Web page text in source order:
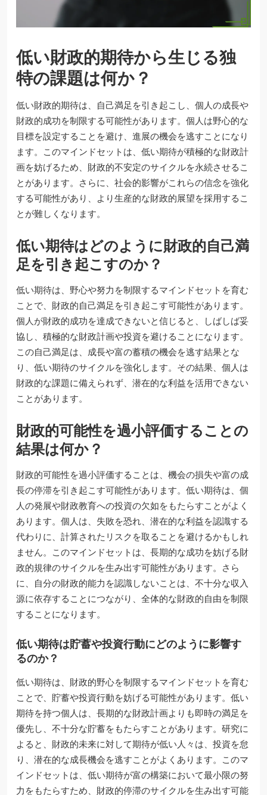
低い財政的期待から生じる独
特の課題は何か？
低い財政的期待は、自己満足を引き起こし、個人の成長や
財政的成功を制限する可能性があります。個人は野心的な
目標を設定することを避け、進展の機会を逃すことになり
ます。このマインドセットは、低い期待が積極的な財政計
画を妨げるため、財政的不安定のサイクルを永続させるこ
とがあります。さらに、社会的影響がこれらの信念を強化
する可能性があり、より生産的な財政的展望を採用するこ
とが難しくなります。
低い期待はどのように財政的自己満
足を引き起こすのか？
低い期待は、野心や努力を制限するマインドセットを育む
ことで、財政的自己満足を引き起こす可能性があります。
個人が財政的成功を達成できないと信じると、しばしば妥
協し、積極的な財政計画や投資を避けることになります。
この自己満足は、成長や富の蓄積の機会を逃す結果とな
り、低い期待のサイクルを強化します。その結果、個人は
財政的な課題に備えられず、潜在的な利益を活用できない
ことがあります。
財政的可能性を過小評価することの
結果は何か？
財政的可能性を過小評価することは、機会の損失や富の成
長の停滞を引き起こす可能性があります。低い期待は、個
人の発展や財政教育への投資の欠如をもたらすことがよく
あります。個人は、失敗を恐れ、潜在的な利益を認識する
代わりに、計算されたリスクを取ることを避けるかもしれ
ません。このマインドセットは、長期的な成功を妨げる財
政的規律のサイクルを生み出す可能性があります。さら
に、自分の財政的能力を認識しないことは、不十分な収入
源に依存することにつながり、全体的な財政的自由を制限
することになります。
低い期待は貯蓄や投資行動にどのように影響す
るのか？
低い期待は、財政的野心を制限するマインドセットを育む
ことで、貯蓄や投資行動を妨げる可能性があります。低い
期待を持つ個人は、長期的な財政計画よりも即時の満足を
優先し、不十分な貯蓄をもたらすことがあります。研究に
よると、財政的未来に対して期待が低い人々は、投資を怠
り、潜在的な成長機会を逃すことがよくあります。このマ
インドセットは、低い期待が富の構築において最小限の努
力をもたらすため、財政的停滞のサイクルを生み出す可能